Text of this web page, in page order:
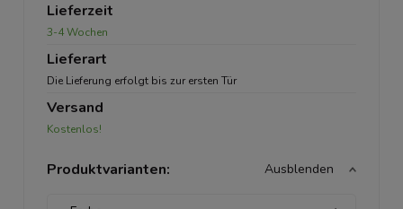
Lieferzeit
3-4 Wochen
Lieferart
Die Lieferung erfolgt bis zur ersten Tür
Versand
Kostenlos!
Produktvarianten: Ausblenden